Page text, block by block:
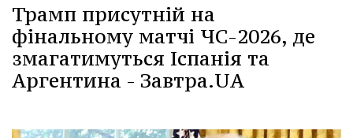
Трамп присутній на
фінальному матчі ЧС-2026, де
змагатимуться Іспанія та
Аргентина - Завтра.UA